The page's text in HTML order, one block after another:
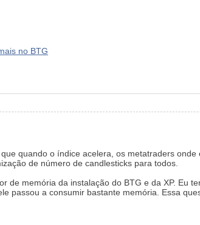
no BTG
quando o índice acelera, os metatraders
de número de candlesticks para todos.
de memória da instalação do BTG e da XP. Eu
passou a consumir bastante memória. Essa